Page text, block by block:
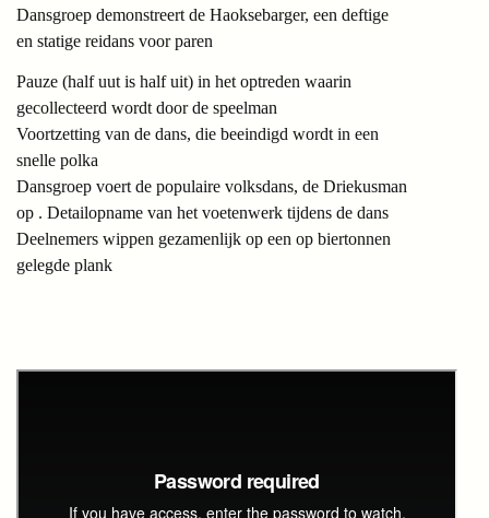
Dansgroep demonstreert de Haoksebarger, een deftige
en statige reidans voor paren
Pauze (half uut is half uit) in het optreden waarin
gecollecteerd wordt door de speelman
Voortzetting van de dans, die beeindigd wordt in een
snelle polka
Dansgroep voert de populaire volksdans, de Driekusman
op . Detailopname van het voetenwerk tijdens de dans
Deelnemers wippen gezamenlijk op een op biertonnen
gelegde plank